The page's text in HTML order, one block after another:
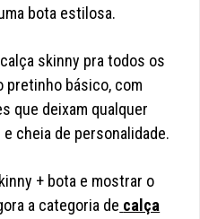
bota estilosa.
skinny pra todos os
pretinho básico, com
que deixam qualquer
cheia de personalidade.
+ bota e mostrar o
a categoria de calça